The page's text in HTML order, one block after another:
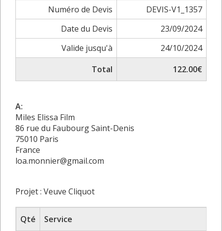
Numéro de Devis
DEVIS-V1_1357
Date du Devis
23/09/2024
Valide jusqu'à
24/10/2024
Total
122.00€
A:
Miles Elissa Film
86 rue du Faubourg Saint-Denis
75010 Paris
France
loa.monnier@gmail.com
Projet : Veuve Cliquot
Qté
Service